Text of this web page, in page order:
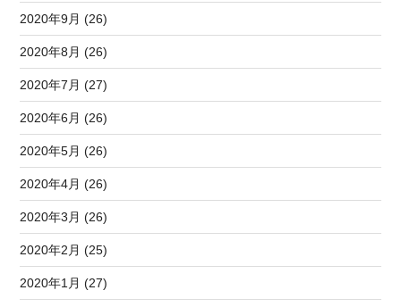
2020年9月 (26)
2020年8月 (26)
2020年7月 (27)
2020年6月 (26)
2020年5月 (26)
2020年4月 (26)
2020年3月 (26)
2020年2月 (25)
2020年1月 (27)